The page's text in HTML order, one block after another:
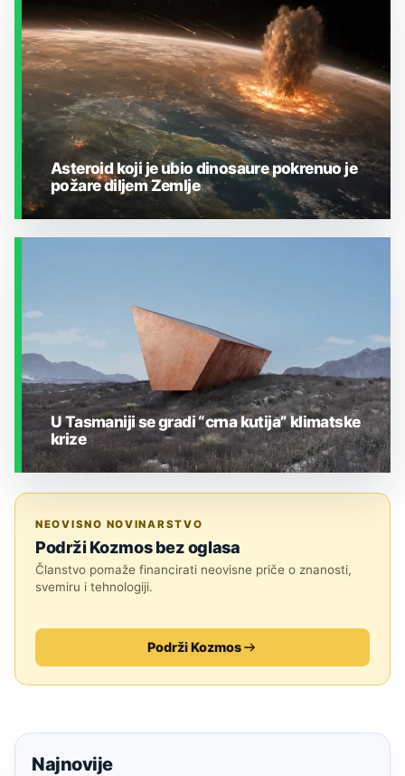
ZEMLJA I OKOLIŠ
Asteroid koji je ubio dinosaure pokrenuo je
požare diljem Zemlje
U Tasmaniji se gradi “crna kutija” klimatske
krize
NEOVISNO NOVINARSTVO
Podrži Kozmos bez oglasa
Članstvo pomaže financirati neovisne priče o znanosti,
svemiru i tehnologiji.
Podrži Kozmos
Najnovije